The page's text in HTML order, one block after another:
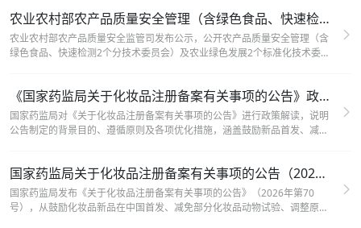
农业农村部农产品质量安全管理（含绿色食品、快速检测2个分技术委员会）、农业绿色发展2个标准化技术委员会委员名单公示
农业农村部农产品质量安全监管司发布公示，公开农产品质量安全管理（含
绿色食品、快速检测2个分技术委员会）及农业绿色发展2个标准化技术委员
《国家药监局关于化妆品注册备案有关事项的公告》政策解读
国家药监局对《关于化妆品注册备案有关事项的公告》进行政策解读，说明
公告制定的背景目的、遵循原则及各项优化措施，涵盖鼓励新品首发、减免
国家药监局关于化妆品注册备案有关事项的公告（2026年第70号）
国家药监局发布《关于化妆品注册备案有关事项的公告》（2026年第70
号），从鼓励化妆品新品在中国首发、减免部分化妆品动物试验、调整原料